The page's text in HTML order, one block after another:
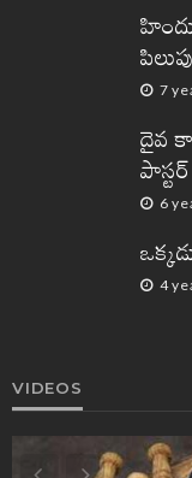
7
దైవ
పాస్టర్
6
4
VIDEOS